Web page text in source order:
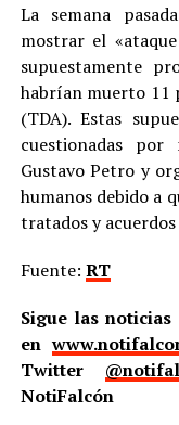
La semana
mostrar el
supuestamente
habrían muerto 11
(TDA). Estas
cuestionadas por
Gustavo Petro y
humanos debido a
tratados y
Fuente: RT
Sigue las
en
Twitter
NotiFalcón